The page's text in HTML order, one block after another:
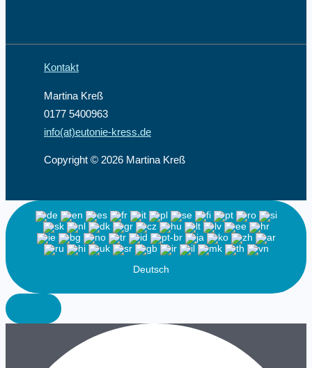
Kontakt
Martina Kreß
0177 5400963
info(at)eutonie-kress.de
Copyright © 2026 Martina Kreß
Deutsch